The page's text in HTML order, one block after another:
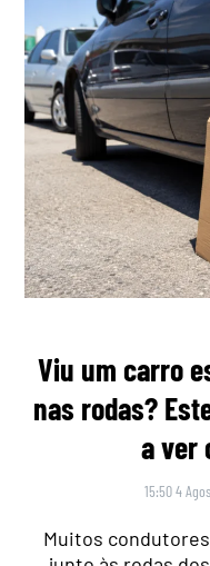
Viu um carro
nas rodas?
a ver
15:50 4
Muitos